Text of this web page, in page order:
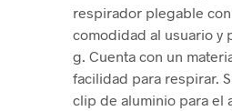
respirador plegable
comodidad al usuario y
g. Cuenta con un
facilidad para respirar.
clip de aluminio para el